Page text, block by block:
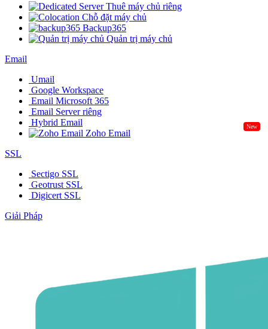
Thuê máy chủ riêng
Chỗ đặt máy chủ
Backup365
Quản trị máy chủ
Email
Umail
Google Workspace
Email Microsoft 365
Email Server riêng
Hybrid Email
New
Zoho Email
SSL
Sectigo SSL
Geotrust SSL
Digicert SSL
Giải Pháp